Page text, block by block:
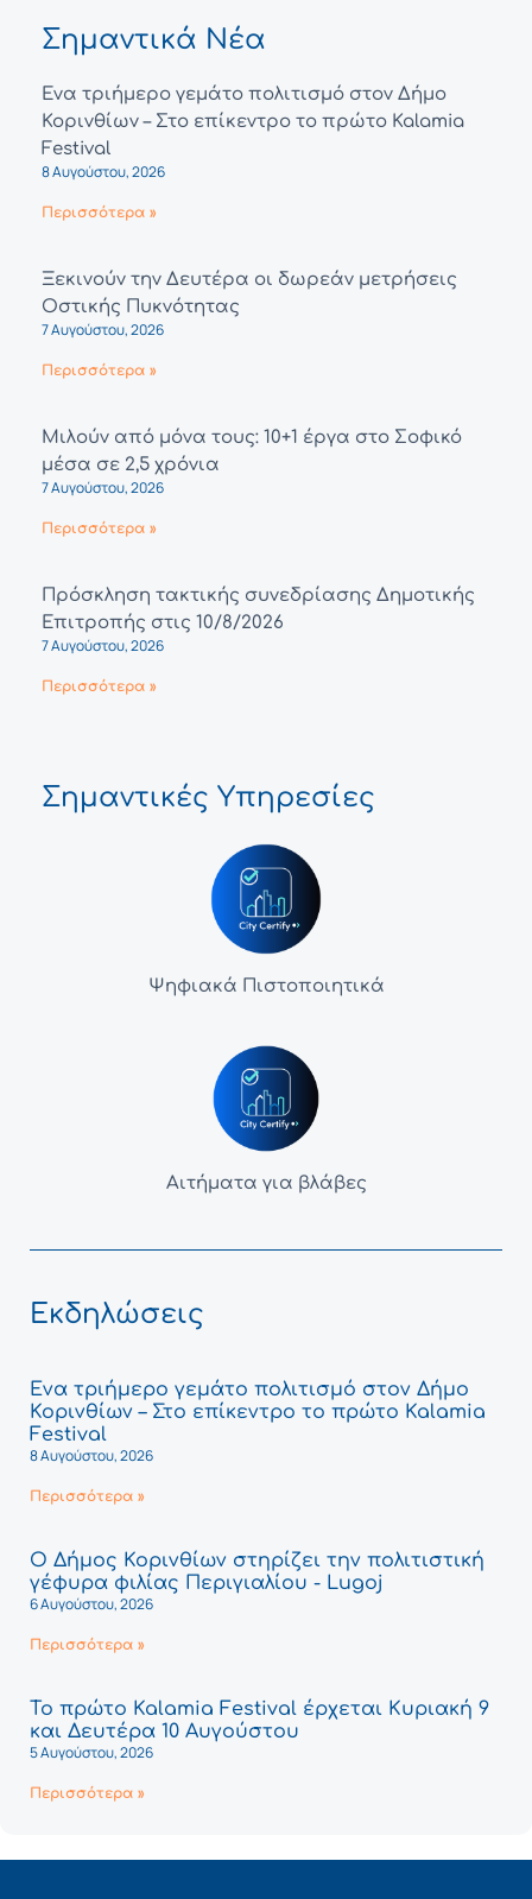
Σημαντικά Νέα
Ένα τριήμερο γεμάτο πολιτισμό στον Δήμο
Κορινθίων – Στο επίκεντρο το πρώτο Kalamia
Festival
8 Αυγούστου, 2026
Περισσότερα »
Ξεκινούν την Δευτέρα οι δωρεάν μετρήσεις
Οστικής Πυκνότητας
7 Αυγούστου, 2026
Περισσότερα »
Μιλούν από μόνα τους: 10+1 έργα στο Σοφικό
μέσα σε 2,5 χρόνια
7 Αυγούστου, 2026
Περισσότερα »
Πρόσκληση τακτικής συνεδρίασης Δημοτικής
Επιτροπής στις 10/8/2026
7 Αυγούστου, 2026
Περισσότερα »
Σημαντικές Υπηρεσίες
Ψηφιακά Πιστοποιητικά
Αιτήματα για βλάβες
Εκδηλώσεις
Ένα τριήμερο γεμάτο πολιτισμό στον Δήμο
Κορινθίων – Στο επίκεντρο το πρώτο Kalamia
Festival
8 Αυγούστου, 2026
Περισσότερα »
Ο Δήμος Κορινθίων στηρίζει την πολιτιστική
γέφυρα φιλίας Περιγιαλίου - Lugoj
6 Αυγούστου, 2026
Περισσότερα »
Το πρώτο Kalamia Festival έρχεται Κυριακή 9
και Δευτέρα 10 Αυγούστου
5 Αυγούστου, 2026
Περισσότερα »